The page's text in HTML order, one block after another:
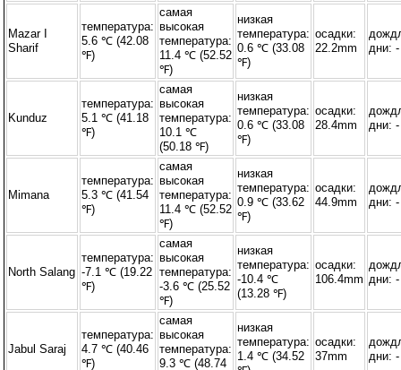
Mazar I
Sharif
температура:
5.6 ℃ (42.08
℉)
самая
высокая
температура:
11.4 ℃ (52.52
℉)
низкая
температура:
0.6 ℃ (33.08
℉)
осадки:
22.2mm
дни: -
Kunduz
температура:
5.1 ℃ (41.18
℉)
самая
высокая
температура:
10.1 ℃
(50.18 ℉)
низкая
температура:
0.6 ℃ (33.08
℉)
осадки:
28.4mm
дни: -
Mimana
температура:
5.3 ℃ (41.54
℉)
самая
высокая
температура:
11.4 ℃ (52.52
℉)
низкая
температура:
0.9 ℃ (33.62
℉)
осадки:
44.9mm
дни: -
North Salang
температура:
-7.1 ℃ (19.22
℉)
самая
высокая
температура:
-3.6 ℃ (25.52
℉)
низкая
температура:
-10.4 ℃
(13.28 ℉)
осадки:
106.4mm дни: -
Jabul Saraj
температура:
4.7 ℃ (40.46
℉)
самая
высокая
температура:
9.3 ℃ (48.74
низкая
температура:
1.4 ℃ (34.52
осадки:
37mm
дни: -